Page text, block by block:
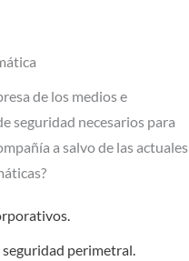
de los medios e
seguridad necesarios para
a salvo de las actuales
seguridad perimetral.